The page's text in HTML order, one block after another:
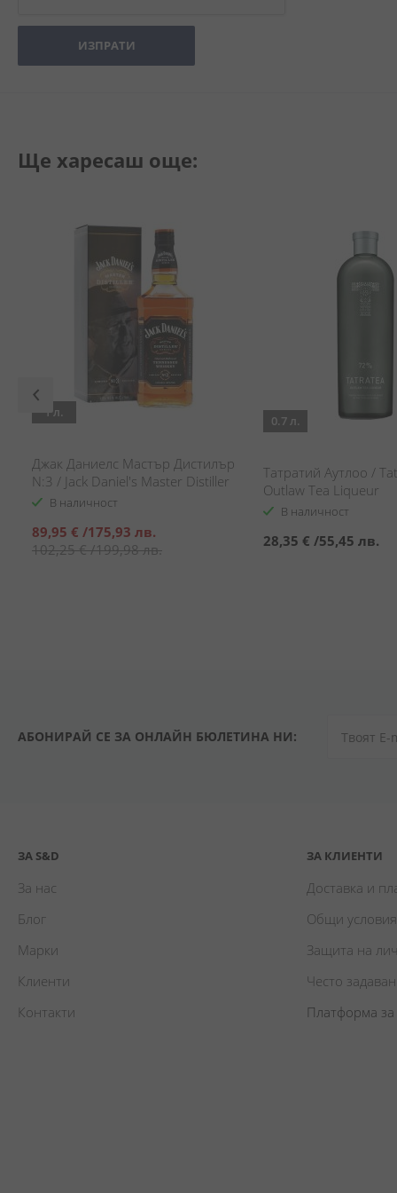
ИЗПРАТИ
Ще харесаш още:
1 л.
Джак Даниелс Мастър Дистилър
N:3 / Jack Daniel's Master Distiller
N:3В наличност
Специална
цена
89,95 € /175,93 лв.
102,25 €/199,98 лв.
0.7 л.
Татратий Аутлоо /
Outlaw Tea Liqueur
В наличност
28,35 € /55,45 лв.
АБОНИРАЙ СЕ ЗА ОНЛАЙН БЮЛЕТИНА НИ:
ЗА S&D
За нас
Блог
Марки
Клиенти
Контакти
ЗА КЛИЕНТИ
Доставка и
Общи условия
Защита на
Често
Платформа